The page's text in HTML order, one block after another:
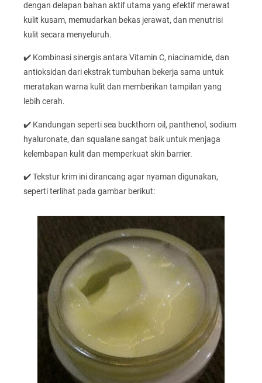
dengan delapan bahan aktif utama yang efektif merawat
kulit kusam, memudarkan bekas jerawat, dan menutrisi
kulit secara menyeluruh.
✔️ Kombinasi sinergis antara Vitamin C, niacinamide, dan
antioksidan dari ekstrak tumbuhan bekerja sama untuk
meratakan warna kulit dan memberikan tampilan yang
lebih cerah.
✔️ Kandungan seperti sea buckthorn oil, panthenol, sodium
hyaluronate, dan squalane sangat baik untuk menjaga
kelembapan kulit dan memperkuat skin barrier.
✔️ Tekstur krim ini dirancang agar nyaman digunakan,
seperti terlihat pada gambar berikut: